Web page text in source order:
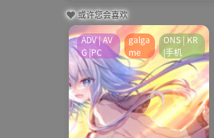
或许您会喜欢
ADV | AV
G |PC
galga
me
ONS | KR
|手机